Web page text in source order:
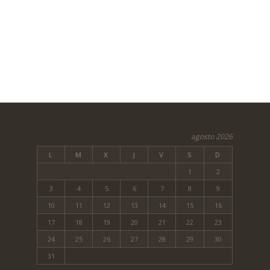
agosto 2026
L M X J V S
D
1
2
3
4 5 6 7 8
9
10
11 12 13 14 15
16
17
18 19 20 21 22
23
24
25 26 27 28 29
30
31